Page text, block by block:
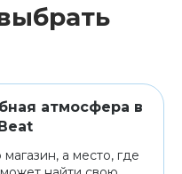
атмосфера в
а место, где